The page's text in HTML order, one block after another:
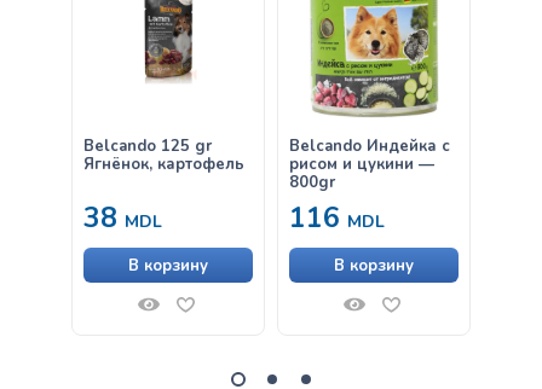
Belcando 125 gr
Ягнёнок, картофель
38 MDL
В корзину
Belcando Индейка с
рисом и цукини —
800gr
116 MDL
В корзину